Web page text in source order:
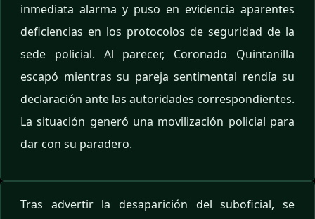
inmediata alarma y puso en evidencia aparentes
deficiencias en los protocolos de seguridad de la
sede policial. Al parecer, Coronado Quintanilla
escapó mientras su pareja sentimental rendía su
declaración ante las autoridades correspondientes.
La situación generó una movilización policial para
dar con su paradero.
Tras advertir la desaparición del suboficial, se